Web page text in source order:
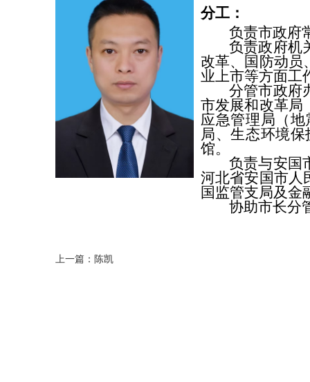
分工：
负责市政府
负责政府机
改革、国防动员
业上市等方面工
分管市政府
市发展和改革局
应急管理局（
局、生态环境
馆。
负责与安国
河北省安国市人
国监管支局及金
协助市长分
上一篇： 陈凯